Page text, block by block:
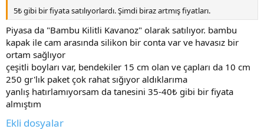
5₺ gibi bir fiyata satılıyorlardı. Şimdi biraz artmış fiyatları.
Piyasa da "Bambu Kilitli Kavanoz" olarak satılıyor. bambu
kapak ile cam arasında silikon bir conta var ve havasız bir
ortam sağlıyor
çeşitli boyları var, bendekiler 15 cm olan ve çapları da 10 cm
250 gr'lık paket çok rahat sığıyor aldıklarıma
yanlış hatırlamıyorsam da tanesini 35-40₺ gibi bir fiyata
almıştım
Ekli dosyalar